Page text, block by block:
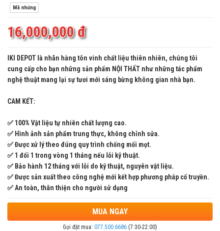
Mã nhúng
16,000,000 đ
IKI DEPOT là nhãn hàng tôn vinh chất liệu thiên nhiên, chúng tôi
cung cấp cho bạn những sản phẩm NỘI THẤT như những tác phẩm
nghệ thuật mang lại sự tươi mới sáng bừng không gian nhà bạn.
CAM KẾT:
✅ 100% Vật liệu tự nhiên chất lượng cao.
✅ Hình ảnh sản phẩm trung thực, không chỉnh sửa.
✅ Được xử lý theo đúng quy trình chống mối mọt.
✅ 1 đổi 1 trong vòng 1 tháng nếu lỗi kỹ thuật.
✅ Bảo hành 12 tháng với lỗi do kỹ thuật, nguyên vật liệu.
✅ Được sản xuất theo công nghệ mới kết hợp phương pháp cổ truyền.
✅ An toàn, thân thiện cho người sử dụng
MUA NGAY
Gọi đặt mua: 077.500.6686 (7:30-22:00)